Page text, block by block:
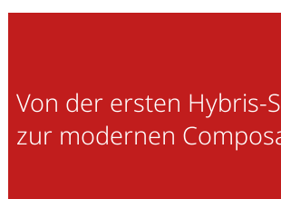
Von der ersten Hybris-
zur modernen